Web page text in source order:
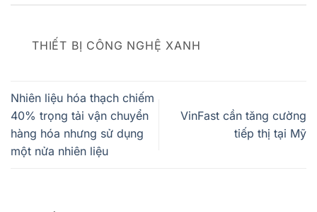
THIẾT BỊ CÔNG NGHỆ XANH
Nhiên liệu hóa thạch chiếm
40% trọng tải vận chuyển
hàng hóa nhưng sử dụng
một nửa nhiên liệu
VinFast cần tăng cường
tiếp thị tại Mỹ